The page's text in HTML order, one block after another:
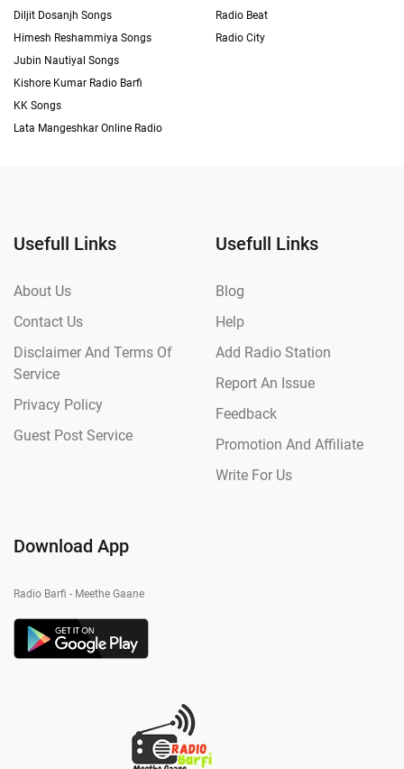
Diljit Dosanjh Songs
Himesh Reshammiya Songs
Jubin Nautiyal Songs
Kishore Kumar Radio Barfi
KK Songs
Lata Mangeshkar Online Radio
Radio Beat
Radio City
Usefull Links
About Us
Contact Us
Disclaimer And Terms Of
Service
Privacy Policy
Guest Post Service
Usefull Links
Blog
Help
Add Radio Station
Report An Issue
Feedback
Promotion And Affiliate
Write For Us
Download App
Radio Barfi - Meethe Gaane